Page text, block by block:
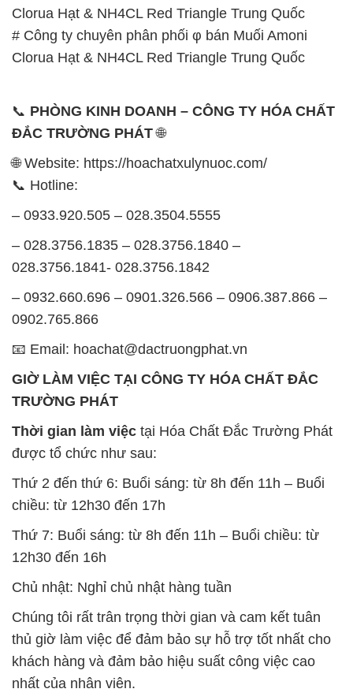
Clorua Hạt & NH4CL Red Triangle Trung Quốc
# Công ty chuyên phân phối φ bán Muối Amoni
Clorua Hạt & NH4CL Red Triangle Trung Quốc
📞 PHÒNG KINH DOANH – CÔNG TY HÓA CHẤT
ĐẮC TRƯỜNG PHÁT🌐
🌐 Website: https://hoachatxulynuoc.com/
📞 Hotline:
– 0933.920.505 – 028.3504.5555
– 028.3756.1835 – 028.3756.1840 –
028.3756.1841- 028.3756.1842
– 0932.660.696 – 0901.326.566 – 0906.387.866 –
0902.765.866
📧 Email: hoachat@dactruongphat.vn
GIỜ LÀM VIỆC TẠI CÔNG TY HÓA CHẤT ĐẮC
TRƯỜNG PHÁT
Thời gian làm việc tại Hóa Chất Đắc Trường Phát
được tổ chức như sau:
Thứ 2 đến thứ 6: Buổi sáng: từ 8h đến 11h – Buổi
chiều: từ 12h30 đến 17h
Thứ 7: Buổi sáng: từ 8h đến 11h – Buổi chiều: từ
12h30 đến 16h
Chủ nhật: Nghỉ chủ nhật hàng tuần
Chúng tôi rất trân trọng thời gian và cam kết tuân
thủ giờ làm việc để đảm bảo sự hỗ trợ tốt nhất cho
khách hàng và đảm bảo hiệu suất công việc cao
nhất của nhân viên.